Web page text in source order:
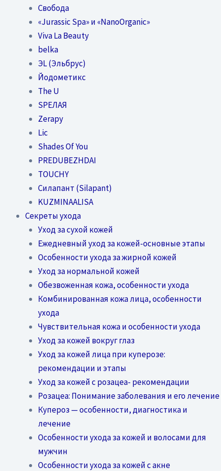
Свобода
«Jurassic Spa» и «NanoOrganic»
Viva La Beauty
belka
ЭL (Эльбрус)
Йодометикс
The U
SPEЛАЯ
Zerapy
Lic
Shades Of You
PREDUBEZHDAI
TOUCHY
Силапант (Silapant)
KUZMINAALISA
Секреты ухода
Уход за сухой кожей
Ежедневный уход за кожей-основные этапы
Особенности ухода за жирной кожей
Уход за нормальной кожей
Обезвоженная кожа, особенности ухода
Комбинированная кожа лица, особенности
ухода
Чувствительная кожа и особенности ухода
Уход за кожей вокруг глаз
Уход за кожей лица при куперозе:
рекомендации и этапы
Уход за кожей с розацеа- рекомендации
Розацеа: Понимание заболевания и его лечение
Купероз — особенности, диагностика и
лечение
Особенности ухода за кожей и волосами для
мужчин
Особенности ухода за кожей с акне